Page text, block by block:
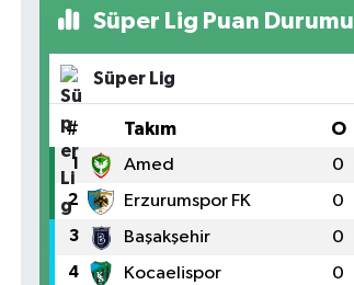
Süper Lig Puan Durumu
Süper Lig
# Takım O
1 Amed 0
2 Erzurumspor FK 0
3 Başakşehir 0
4 Kocaelispor 0